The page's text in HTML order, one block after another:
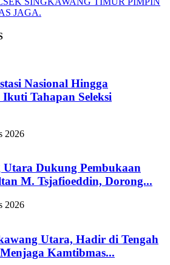
JAGA.
Nasional Hingga
Tahapan Seleksi
2026
Utara Dukung Pembukaan
M. Tsjafioeddin, Dorong...
2026
Utara, Hadir di Tengah
Kamtibmas...